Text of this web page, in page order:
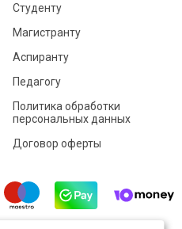
Студенту
Магистранту
Аспиранту
Педагогу
Политика обработки
персональных данных
Договор оферты